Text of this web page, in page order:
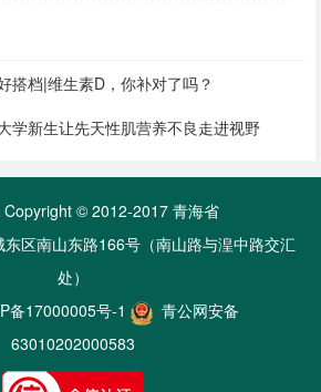
搭档|维生素D，你补对了吗？
学新生让先天性肌营养不良走进视野
Copyright © 2012-2017 青海省
区南山东路166号（南山路与湟中路交汇
处）
备17000005号-1
青公网安备
63010202000583